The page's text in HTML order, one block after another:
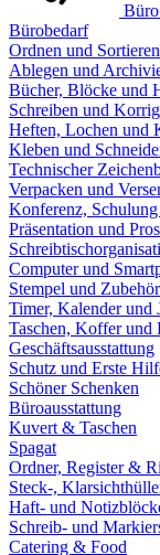
Bürobedarf
Ordnen und Sortieren
Ablegen und
Bücher, Blöcke und
Schreiben und
Heften, Lochen und
Kleben und
Technischer
Verpacken und
Konferenz,
Präsentation und
Computer und
Stempel und Zubehör
Timer, Kalender und
Taschen, Koffer und
Geschäftsausstattung
Schutz und Erste
Schöner Schenken
Büroausstattung
Kuvert & Taschen
Spagat
Ordner, Register &
Steck-,
Haft- und
Schreib- und
Catering & Food